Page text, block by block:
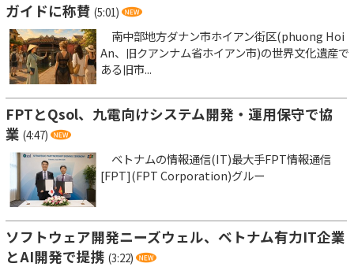
ガイドに称賛 (5:01)
南中部地方ダナン市ホイアン街区(phuong Hoi
An、旧クアンナム省ホイアン市)の世界文化遺産で
ある旧市...
FPTとQsol、九電向けシステム開発・運用保守で協
業 (4:47)
ベトナムの情報通信(IT)最大手FPT情報通信
[FPT](FPT Corporation)グルー
ソフトウェア開発ニーズウェル、ベトナム有力IT企業
とAI開発で提携 (3:22)